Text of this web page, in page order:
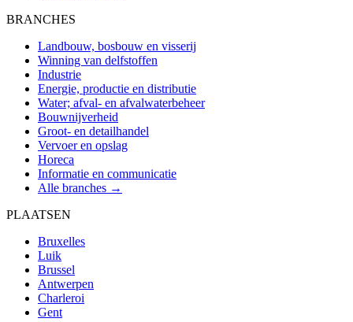
BRANCHES
Landbouw, bosbouw en visserij
Winning van delfstoffen
Industrie
Energie, productie en distributie
Water; afval- en afvalwaterbeheer
Bouwnijverheid
Groot- en detailhandel
Vervoer en opslag
Horeca
Informatie en communicatie
Alle branches →
PLAATSEN
Bruxelles
Luik
Brussel
Antwerpen
Charleroi
Gent